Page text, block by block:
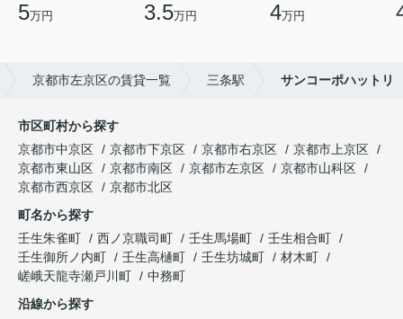
5万円 3.5万円 4万円
京都市左京区の賃貸一覧 三条駅 サンコーポハットリ
市区町村から探す
京都市中京区
京都市下京区 京都市右京区
京都市上京区
京都市東山区
京都市南区 京都市左京区
京都市山科区
京都市西京区
京都市北区
町名から探す
壬生朱雀町
西ノ京職司町 壬生馬場町
壬生相合町
壬生御所ノ内町
壬生高樋町 壬生坊城町
材木町
嵯峨天龍寺瀬戸川町
中務町
沿線から探す